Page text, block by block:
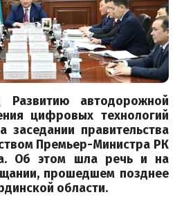
Развитию автодорожной
цифровых технологий
заседании правительства
Премьер-Министра РК
Об этом шла речь и на
прошедшем позднее
области.